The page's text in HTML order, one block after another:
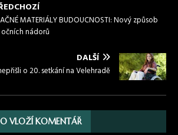
MATERIÁLY BUDOUCNOSTI: Nový způsob
nádorů
DALŠÍ
o 20. setkání na Velehradě
VLOŽÍ KOMENTÁŘ